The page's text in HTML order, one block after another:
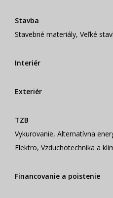
Stavba
Stavebné materiály, Veľké
Interiér
Exteriér
TZB
Vykurovanie, Alternatívna
Elektro, Vzduchotechnika a
Financovanie a poistenie